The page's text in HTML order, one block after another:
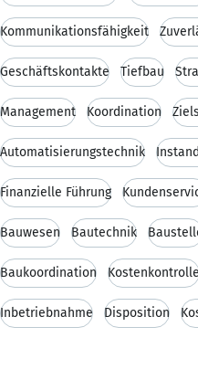
Kommunikationsfähigkeit
Geschäftskontakte Tiefbau
Management Koordination
Automatisierungstechnik
Finanzielle Führung
Bauwesen Bautechnik
Baukoordination
Inbetriebnahme Disposition